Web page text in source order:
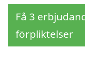
Få 3
förpliktelser